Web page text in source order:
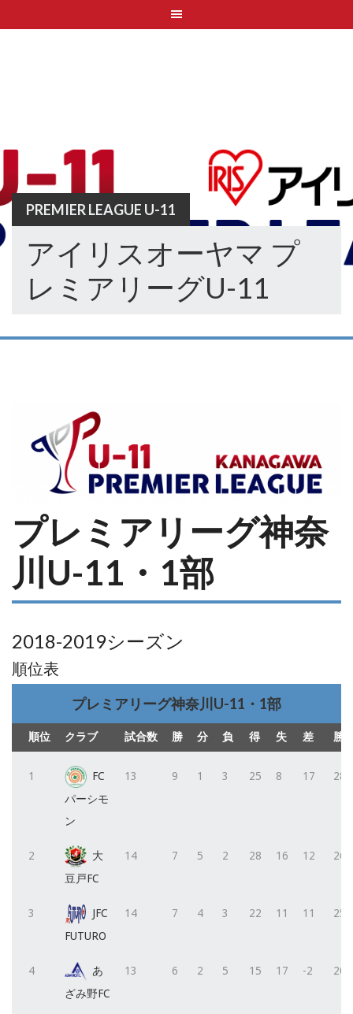
to
PREMIER LEAGUE U-11
アイリスオーヤマ プ
レミアリーグU-11
プレミアリーグ神奈
川U-11・1部
2018-2019シーズン
順位表
プレミアリーグ神奈川U-11・1部
順位 クラブ 試合数 勝 分 負 得 失 差 勝
1
FC
パーシモ
ン
13 9 1 3 25 8 17 28
2
大
豆戸FC
14 7 5 2 28 16 12 26
3
JFC
FUTURO
14 7 4 3 22 11 11 25
4
あ
ざみ野FC
13 6 2 5 15 17 -2 20